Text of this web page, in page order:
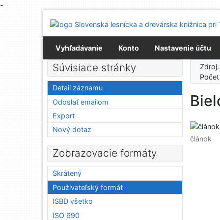
-
Prejsť na menu
Prehlásenie o webovej prístupnosti
Vyhľadávanie
Konto Nastavenie účtu
článok
Súvisiace stránky
Detail záznamu
Odoslať emailom
Export
Nový dotaz
Zobrazovacie formáty
Skrátený
Použivateľský formát
ISBD všetko
ISO 690